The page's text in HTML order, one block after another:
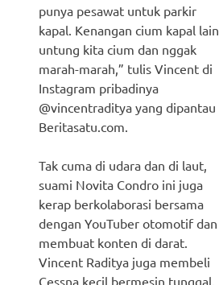
punya pesawat untuk parkir
kapal. Kenangan cium kapal lain,
untung kita cium dan nggak
marah-marah,” tulis Vincent di
Instagram pribadinya
@vincentraditya yang dipantau
Beritasatu.com.
Tak cuma di udara dan di laut,
suami Novita Condro ini juga
kerap berkolaborasi bersama
dengan YouTuber otomotif dan
membuat konten di darat.
Vincent Raditya juga membeli
Cessna kecil bermesin tunggal.